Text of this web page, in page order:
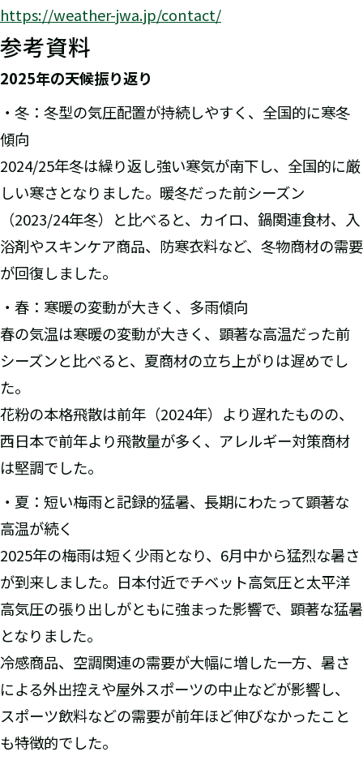
https://weather-jwa.jp/contact/
参考資料
2025年の天候振り返り
・冬：冬型の気圧配置が持続しやすく、全国的に寒冬
傾向
2024/25年冬は繰り返し強い寒気が南下し、全国的に厳
しい寒さとなりました。暖冬だった前シーズン
（2023/24年冬）と比べると、カイロ、鍋関連食材、入
浴剤やスキンケア商品、防寒衣料など、冬物商材の需要
が回復しました。
・春：寒暖の変動が大きく、多雨傾向
春の気温は寒暖の変動が大きく、顕著な高温だった前
シーズンと比べると、夏商材の立ち上がりは遅めでし
た。
花粉の本格飛散は前年（2024年）より遅れたものの、
西日本で前年より飛散量が多く、アレルギー対策商材
は堅調でした。
・夏：短い梅雨と記録的猛暑、長期にわたって顕著な
高温が続く
2025年の梅雨は短く少雨となり、6月中から猛烈な暑さ
が到来しました。日本付近でチベット高気圧と太平洋
高気圧の張り出しがともに強まった影響で、顕著な猛暑
となりました。
冷感商品、空調関連の需要が大幅に増した一方、暑さ
による外出控えや屋外スポーツの中止などが影響し、
スポーツ飲料などの需要が前年ほど伸びなかったこと
も特徴的でした。